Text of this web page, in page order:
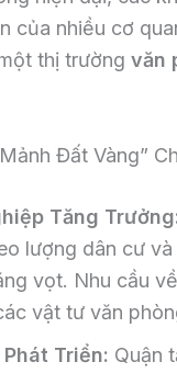
của nhiều cơ
thị trường văn
Đất Vàng”
Tăng
lượng dân cư
vọt. Nhu cầu
vật tư văn
Triển: Quận